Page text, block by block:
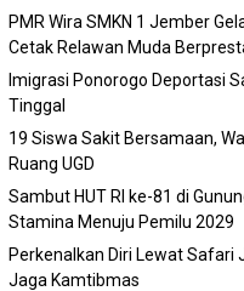
PMR Wira SMKN 1 Jember
Cetak Relawan Muda
Imigrasi Ponorogo Deportasi
Tinggal
19 Siswa Sakit Bersamaan,
Ruang UGD
Sambut HUT RI ke-81 di
Stamina Menuju Pemilu 2029
Perkenalkan Diri Lewat Safari
Jaga Kamtibmas